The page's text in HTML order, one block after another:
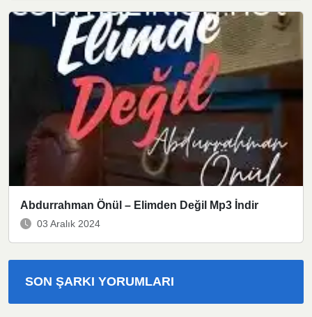
Abdurrahman Önül – Elimden Değil Mp3 İndir
03 Aralık 2024
SON ŞARKI YORUMLARI